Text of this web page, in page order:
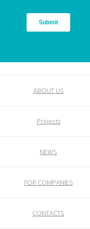
ABOUT US
Projects
NEWS
FOR COMPANIES
CONTACTS